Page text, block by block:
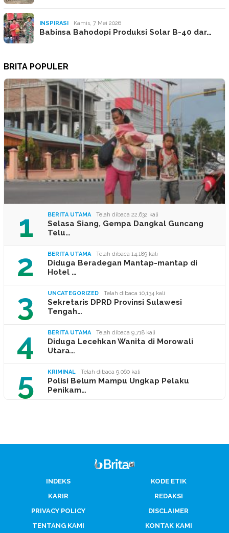
INSPIRASI Kamis, 7 Mei 2026
Babinsa Bahodopi Produksi Solar B-40 dar…
BRITA POPULER
1 BERITA UTAMA Telah dibaca 22,632 kali
Selasa Siang, Gempa Dangkal Guncang
Telu…
2 BERITA UTAMA Telah dibaca 14,189 kali
Diduga Beradegan Mantap-mantap di
Hotel …
3 UNCATEGORIZED Telah dibaca 10,134 kali
Sekretaris DPRD Provinsi Sulawesi
Tengah…
4 BERITA UTAMA Telah dibaca 9,718 kali
Diduga Lecehkan Wanita di Morowali
Utara…
5 KRIMINAL Telah dibaca 9,060 kali
Polisi Belum Mampu Ungkap Pelaku
Penikam…
INDEKS
KODE ETIK
KARIR
REDAKSI
PRIVACY POLICY
DISCLAIMER
TENTANG KAMI
KONTAK KAMI